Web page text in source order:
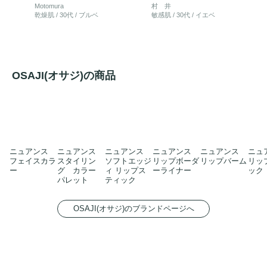
Motomura
乾燥肌 / 30代 / ブルベ
村 井
敏感肌 / 30代 / イエベ
OSAJI(オサジ)の商品
ニュアンス
フェイスカラ
ー
ニュアンス
スタイリン
グ カラー
パレット
ニュアンス
ソフトエッジ
ィ リップス
ティック
ニュアンス
リップボーダ
ーライナー
ニュアンス
リップバーム
ニュ
リッ
ック
OSAJI(オサジ)のブランドページへ